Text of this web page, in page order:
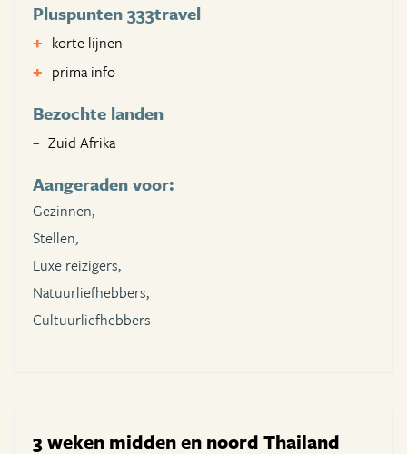
Pluspunten 333travel
korte lijnen
prima info
Bezochte landen
Zuid Afrika
Aangeraden voor:
Gezinnen,
Stellen,
Luxe reizigers,
Natuurliefhebbers,
Cultuurliefhebbers
3 weken midden en noord Thailand